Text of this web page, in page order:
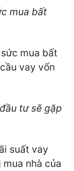
mua bất
mua bất
vay vốn
tư sẽ gặp
suất vay
nhà của